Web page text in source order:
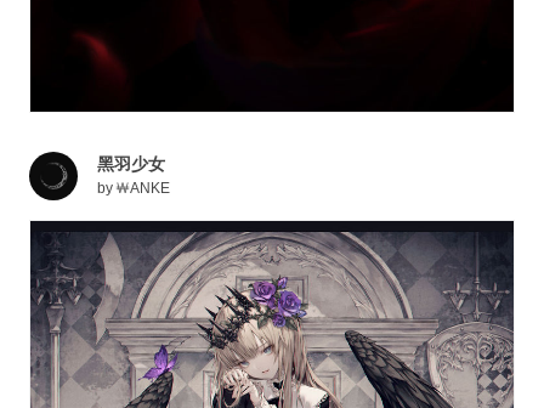
黑羽少女
by ￦ANKE